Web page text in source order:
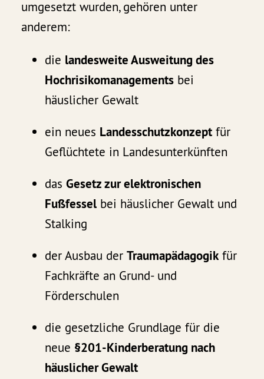
umgesetzt wurden, gehören unter
anderem:
die landesweite Ausweitung des
Hochrisikomanagements bei
häuslicher Gewalt
ein neues Landesschutzkonzept für
Geflüchtete in Landesunterkünften
dasGesetz zur elektronischen
Fußfessel bei häuslicher Gewalt und
Stalking
der Ausbau derTraumapädagogikfür
Fachkräfte an Grund- und
Förderschulen
die gesetzliche Grundlage für die
neue §201-Kinderberatung nach
häuslicher Gewalt